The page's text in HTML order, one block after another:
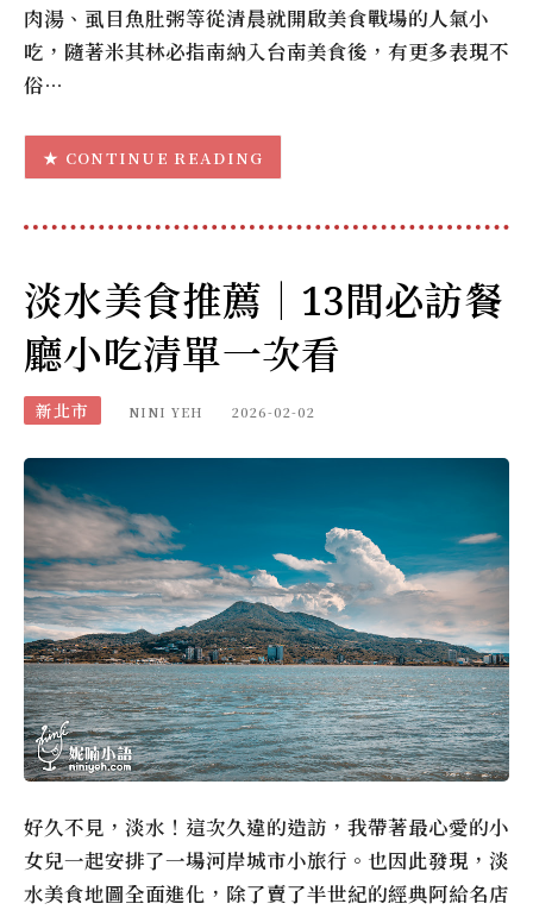
肉湯、虱目魚肚粥等從清晨就開啟美食戰場的人氣小
吃，隨著米其林必指南納入台南美食後，有更多表現不
俗…
CONTINUE READING
淡水美食推薦｜13間必訪餐
廳小吃清單一次看
新北市 NINI YEH 2026-02-02
好久不見，淡水！這次久違的造訪，我帶著最心愛的小
女兒一起安排了一場河岸城市小旅行。也因此發現，淡
水美食地圖全面進化，除了賣了半世紀的經典阿給名店